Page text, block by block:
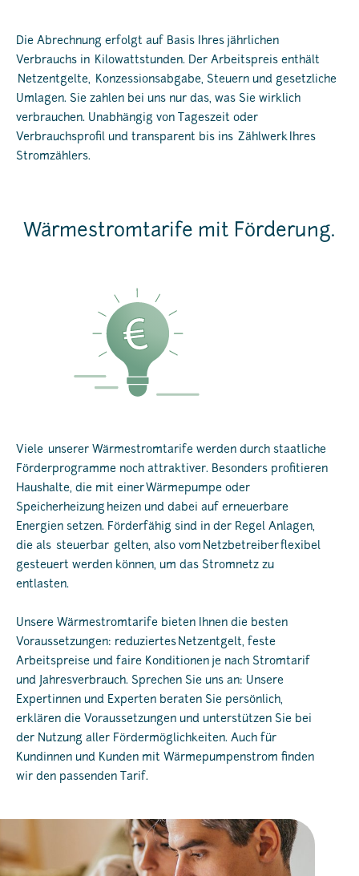
Die Abrechnung erfolgt auf Basis Ihres jährlichen
Verbrauchs in Kilowattstunden. Der Arbeitspreis enthält
Netzentgelte, Konzessionsabgabe, Steuern und gesetzliche
Umlagen. Sie zahlen bei uns nur das, was Sie wirklich
verbrauchen. Unabhängig von Tageszeit oder
Verbrauchsprofil und transparent bis ins Zählwerk Ihres
Stromzählers.
Wärmestromtarife mit Förderung.
Viele unserer Wärmestromtarife werden durch staatliche
Förderprogramme noch attraktiver. Besonders profitieren
Haushalte, die mit einer Wärmepumpe oder
Speicherheizung heizen und dabei auf erneuerbare
Energien setzen. Förderfähig sind in der Regel Anlagen,
die als steuerbar gelten, also vom Netzbetreiber flexibel
gesteuert werden können, um das Stromnetz zu
entlasten.
Unsere Wärmestromtarife bieten Ihnen die besten
Voraussetzungen: reduziertes Netzentgelt, feste
Arbeitspreise und faire Konditionen je nach Stromtarif
und Jahresverbrauch. Sprechen Sie uns an: Unsere
Expertinnen und Experten beraten Sie persönlich,
erklären die Voraussetzungen und unterstützen Sie bei
der Nutzung aller Fördermöglichkeiten. Auch für
Kundinnen und Kunden mit Wärmepumpenstrom finden
wir den passenden Tarif.